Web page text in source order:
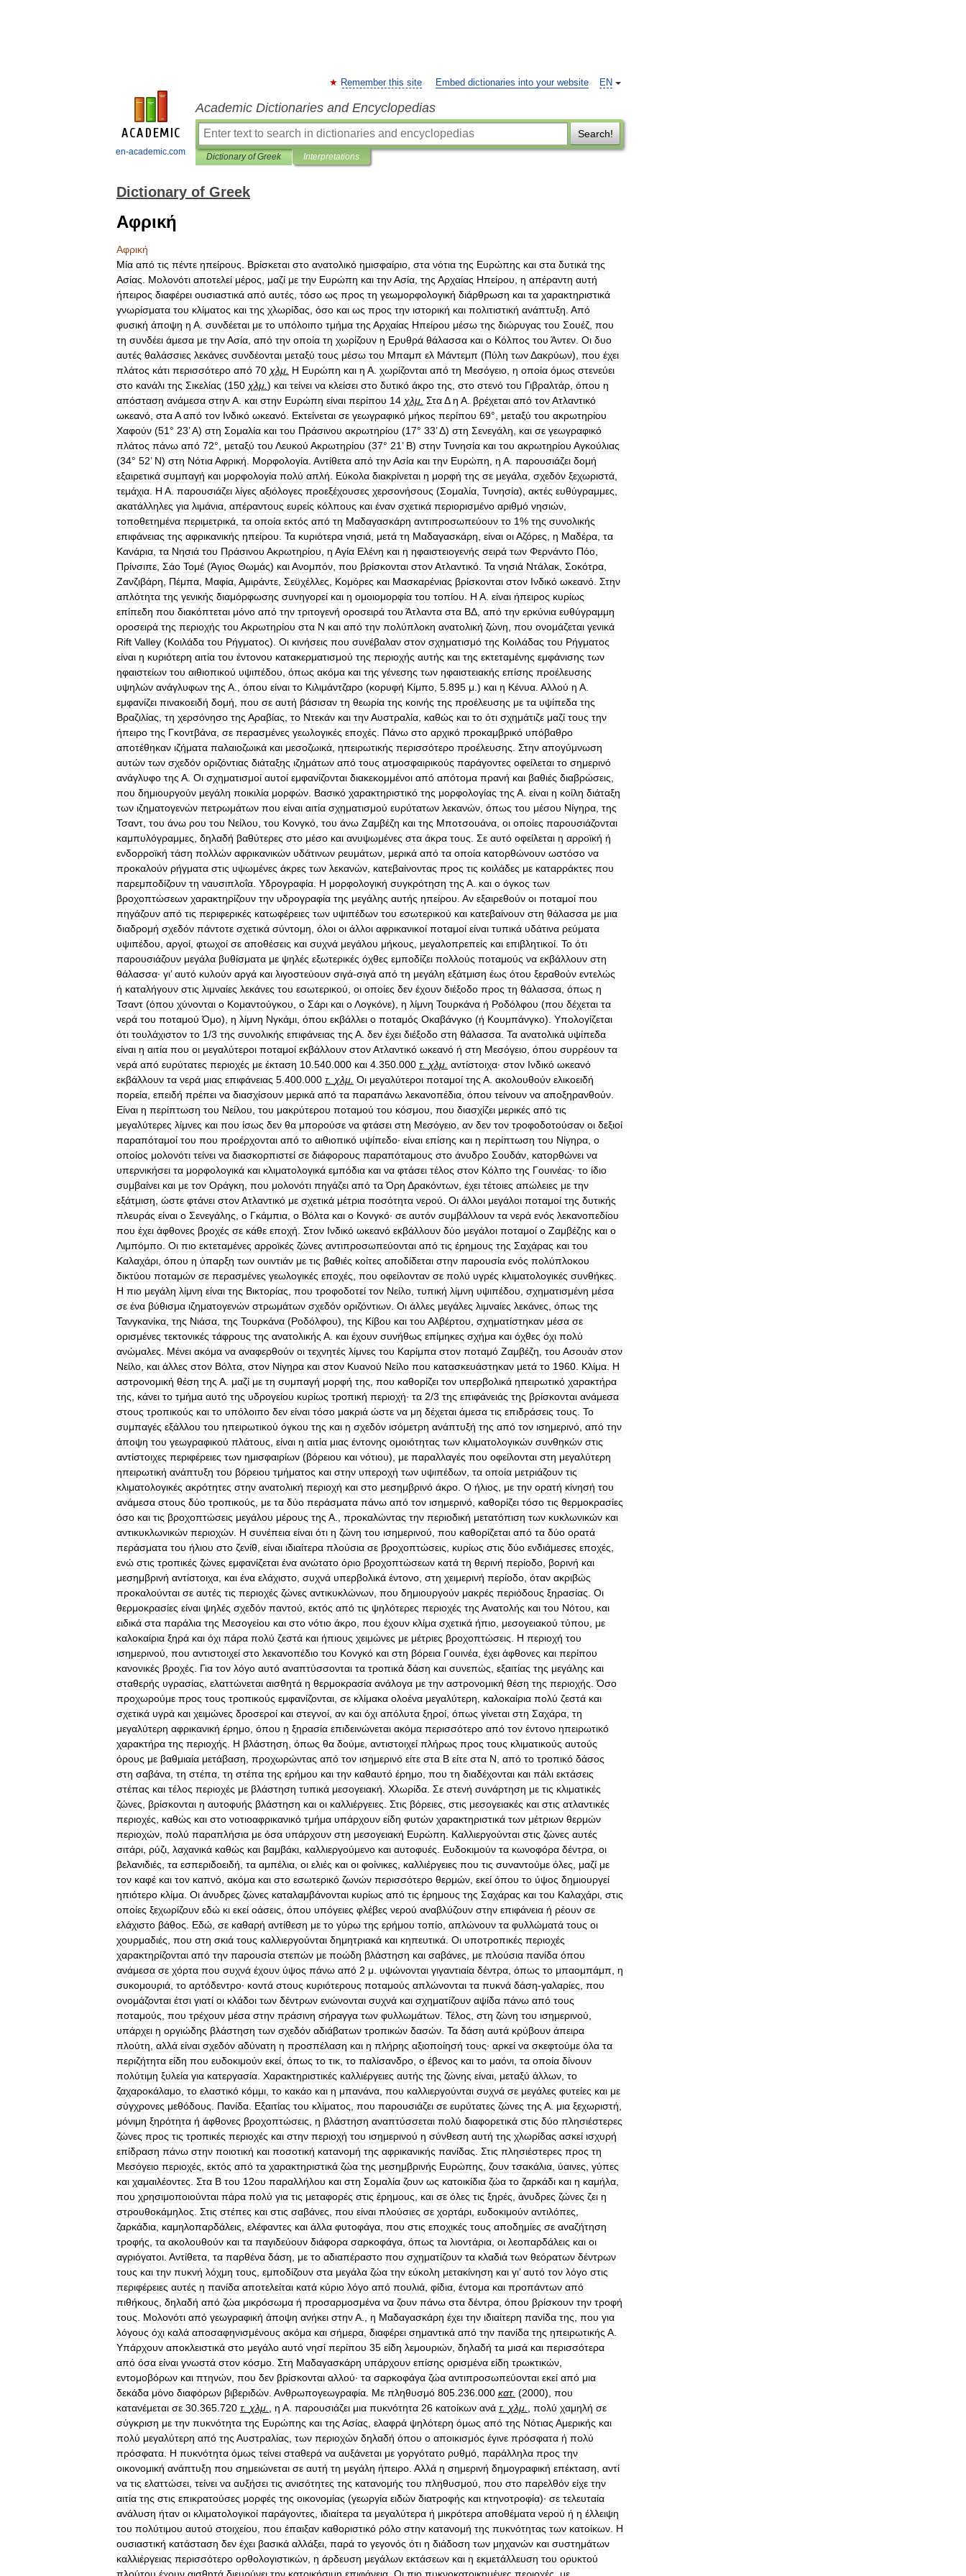
en-academic.com
EN
Remember this site Embed dictionaries into your website
Academic Dictionaries and Encyclopedias
Search!
Dictionary of Greek Interpretations
Dictionary of Greek
Αφρική
Αφρική
Μία από τις πέντε ηπείρους Βρίσκεται στο ανατολικό ημισφαίριο στα νότια της Ευρώπης και στα δυτικά της
Ασίας
Μολονότι αποτελεί μέρος μαζί με την Ευρώπη και τηνΑσία της Αρχαίας Ηπείρου η απέραντη αυτή
ήπειρος διαφέρει ουσιαστικά από αυτές τόσο ως προς τη γεωμορφολογική διάρθρωση και τα χαρακτηριστικά
γνωρίσματα του κλίματος και της χλωρίδας όσο και ως προς την ιστορική και πολιτιστική ανάπτυξη Από
φυσική άποψη η Α συνδέεται με το υπόλοιπο τμήμα της Αρχαίας Ηπείρου μέσω της διώρυγας του Σουέζ που
τη συνδέει άμεσα με τηνΑσία από την οποία τη χωρίζουν η Ερυθρά θάλασσα και ο Κόλπος του Άντεν Οι δυο
αυτές θαλάσσιες λεκάνες συνδέονται μεταξύ τους μέσω του Μπαμπ ελ Μάντεμπ (Πύλη τωνΔακρύων), που έχει
πλάτος κάτι περισσότερο από 70 χλμ Η Ευρώπη και η Α χωρίζονται από τη Μεσόγειο η οποία όμως στενεύει
στο κανάλι της Σικελίας (150 χλμ ) και τείνει να κλείσει στο δυτικό άκρο της στο στενό του Γιβραλτάρ όπου η
απόσταση ανάμεσα στηνΑ και στην Ευρώπη είναι περίπου 14 χλμ ΣταΔη Α βρέχεται από τονΑτλαντικό
ωκεανό σταΑ από τον Ινδικό ωκεανό Εκτείνεται σε γεωγραφικό μήκος περίπου 69°, μεταξύ του ακρωτηρίου
Χαφούν (51 ° 23’Α) στη Σομαλία και του Πράσινου ακρωτηρίου (17° 33’ Δ) στη Σενεγάλη και σε γεωγραφικό
πλάτος πάνω από 72°, μεταξύ του Λευκού Ακρωτηρίου (37° 21’ Β) στην Τυνησία και του ακρωτηρίου Αγκούλιας
(34° 52’ Ν) στη ΝότιαΑφρική Μορφολογία Αντίθετα από τηνΑσία και την Ευρώπη η Α παρουσιάζει δομή
εξαιρετικά συμπαγή και μορφολογία πολύ απλή Εύκολα διακρίνεται η μορφή της σε μεγάλα σχεδόν ξεχωριστά
τεμάχια Η Α παρουσιάζει λίγες αξιόλογες προεξέχουσες χερσονήσους (Σομαλία Τυνησία), ακτές ευθύγραμμες
ακατάλληλες για λιμάνια απέραντους ευρείς κόλπους και έναν σχετικά περιορισμένο αριθμό νησιών
τοποθετημένα περιμετρικά τα οποία εκτός από τη Μαδαγασκάρη αντιπροσωπεύουν το 1% της συνολικής
επιφάνειας της αφρικανικής ηπείρου Τα κυριότερα νησιά μετά τη Μαδαγασκάρη είναι οιΑζόρες η Μαδέρα τα
Κανάρια τα Νησιά του Πράσινου Ακρωτηρίου η Αγία Ελένη και η ηφαιστειογενής σειρά των Φερνάντο Πόο
Πρίνσιπε Σάο Τομέ (Άγιος Θωμάς) καιΑνομπόν που βρίσκονται στονΑτλαντικό Τα νησιά Ντάλακ Σοκότρα
Ζανζιβάρη
Πέμπα Μαφία Αμιράντε Σεϋχέλλες Κομόρες και Μασκαρένιας βρίσκονται στον Ινδικό ωκεανό Στην
απλότητα της γενικής διαμόρφωσης συνηγορεί και η ομοιομορφία του τοπίου Η Α είναι ήπειρος κυρίως
επίπεδη που διακόπτεται μόνο από την τριτογενή οροσειρά του Άτλαντα στα ΒΔ, από την ερκύνια ευθύγραμμη
οροσειρά της περιοχής του Ακρωτηρίου στα N και από την πολύπλοκη ανατολική ζώνη που ονομάζεται γενικά
Rift Valley (Κοιλάδα του Ρήγματος). Οι κινήσεις που συνέβαλαν στον σχηματισμό της Κοιλάδας του Ρήγματος
είναι η κυριότερη αιτία του έντονου κατακερματισμού της περιοχής αυτής και της εκτεταμένης εμφάνισης των
ηφαιστείων του αιθιοπικού υψιπέδου όπως ακόμα και της γένεσης των ηφαιστειακής επίσης προέλευσης
υψηλών ανάγλυφων της Α όπου είναι το Κιλιμάντζαρο (κορυφή Κίμπο 5 895 μ .) και η Κένυα Αλλού η Α
εμφανίζει πινακοειδή δομή που σε αυτή βάσισαν τη θεωρία της κοινής της προέλευσης με τα υψίπεδα της
Βραζιλίας τη χερσόνησο της Αραβίας το Ντεκάν και τηνΑυστραλία καθώς και το ότι σχημάτιζε μαζί τους την
ήπειρο της Γκοντβάνα σε περασμένες γεωλογικές εποχές Πάνω στο αρχικό προκαμβρικό υπόβαθρο
αποτέθηκαν ιζήματα παλαιοζωικά και μεσοζωικά ηπειρωτικής περισσότερο προέλευσης Στην απογύμνωση
αυτών των σχεδόν οριζόντιας διάταξης ιζημάτων από τους ατμοσφαιρικούς παράγοντες οφείλεται το σημερινό
ανάγλυφο της Α Οι σχηματισμοί αυτοί εμφανίζονται διακεκομμένοι από απότομα πρανή και βαθιές διαβρώσεις
που δημιουργούν μεγάλη ποικιλία μορφών Βασικό χαρακτηριστικό της μορφολογίας της Α είναι η κοίλη διάταξη
των ιζηματογενών πετρωμάτων που είναι αιτία σχηματισμού ευρύτατων λεκανών όπως του μέσου Νίγηρα της
Τσαντ του άνω ρου του Νείλου του Κονγκό του άνω Ζαμβέζη και της Μποτσουάνα οι οποίες παρουσιάζονται
καμπυλόγραμμες δηλαδή βαθύτερες στο μέσο και ανυψωμένες στα άκρα τους Σε αυτό οφείλεται η αρροϊκή ή
ενδορροϊκή τάση πολλών αφρικανικών υδάτινων ρευμάτων μερικά από τα οποία κατορθώνουν ωστόσο να
προκαλούν ρήγματα στις υψωμένες άκρες των λεκανών κατεβαίνοντας προς τις κοιλάδες με καταρράκτες που
παρεμποδίζουν τη ναυσιπλοΐα Υδρογραφία Η μορφολογική συγκρότηση της Α και ο όγκος των
βροχοπτώσεων χαρακτηρίζουν την υδρογραφία της μεγάλης αυτής ηπείρου Αν εξαιρεθούν οι ποταμοί που
πηγάζουν από τις περιφερικές κατωφέρειες των υψιπέδων του εσωτερικού και κατεβαίνουν στη θάλασσα με μια
διαδρομή σχεδόν πάντοτε σχετικά σύντομη όλοι οι άλλοι αφρικανικοί ποταμοί είναι τυπικά υδάτινα ρεύματα
υψιπέδου αργοί φτωχοί σε αποθέσεις και συχνά μεγάλου μήκους μεγαλοπρεπείς και επιβλητικοί Το ότι
παρουσιάζουν μεγάλα βυθίσματα με ψηλές εξωτερικές όχθες εμποδίζει πολλούς ποταμούς να εκβάλλουν στη
θάλασσα· γι’αυτό κυλούν αργά και λιγοστεύουν σιγά-σιγά από τη μεγάλη εξάτμιση έως ότου ξεραθούν εντελώς
ή καταλήγουν στις λιμναίες λεκάνες του εσωτερικού οι οποίες δεν έχουν διέξοδο προς τη θάλασσα όπως η
Τσαντ (όπου χύνονται ο Κομαντούγκου ο Σάρι και οΛογκόνε), η λίμνη Τουρκάνα ή Ροδόλφου (που δέχεται τα
νερά του ποταμού Όμο), η λίμνη Νγκάμι όπου εκβάλλει ο ποταμός Οκαβάνγκο (ή Κουμπάνγκο). Υπολογίζεται
ότι τουλάχιστον το 1/3 της συνολικής επιφάνειας της Α δεν έχει διέξοδο στη θάλασσα Τα ανατολικά υψίπεδα
είναι η αιτία που οι μεγαλύτεροι ποταμοί εκβάλλουν στονΑτλαντικό ωκεανό ή στη Μεσόγειο όπου συρρέουν τα
νερά από ευρύτατες περιοχές με έκταση 10 540 000 και 4 350 000 τ. χλμ αντίστοιχα· στον Ινδικό ωκεανό
εκβάλλουν τα νερά μιας επιφάνειας 5 400 000 τ. χλμ Οι μεγαλύτεροι ποταμοί της Α ακολουθούν ελικοειδή
πορεία επειδή πρέπει να διασχίσουν μερικά από τα παραπάνω λεκανοπέδια όπου τείνουν να αποξηρανθούν
Είναι η περίπτωση του Νείλου του μακρύτερου ποταμού του κόσμου που διασχίζει μερικές από τις
μεγαλύτερες λίμνες και που ίσως δεν θα μπορούσε να φτάσει στη Μεσόγειο αν δεν τον τροφοδοτούσαν οι δεξιοί
παραπόταμοί του που προέρχονται από το αιθιοπικό υψίπεδο· είναι επίσης και η περίπτωση του Νίγηρα ο
οποίος μολονότι τείνει να διασκορπιστεί σε διάφορους παραπόταμους στο άνυδρο Σουδάν κατορθώνει να
υπερνικήσει τα μορφολογικά και κλιματολογικά εμπόδια και να φτάσει τέλος στον Κόλπο της Γουινέας· το ίδιο
συμβαίνει και με τον Οράγκη που μολονότι πηγάζει από τα Όρη Δρακόντων έχει τέτοιες απώλειες με την
εξάτμιση ώστε φτάνει στονΑτλαντικό με σχετικά μέτρια ποσότητα νερού Οι άλλοι μεγάλοι ποταμοί της δυτικής
πλευράς είναι ο Σενεγάλης ο Γκάμπια ο Βόλτα και ο Κονγκό· σε αυτόν συμβάλλουν τα νερά ενός λεκανοπεδίου
που έχει άφθονες βροχές σε κάθε εποχή Στον Ινδικό ωκεανό εκβάλλουν δύο μεγάλοι ποταμοί ο Ζαμβέζης και ο
Λιμπόμπο Οι πιο εκτεταμένες αρροϊκές ζώνες αντιπροσωπεύονται από τις έρημους της Σαχάρας και του
Καλαχάρι όπου η ύπαρξη των ουιντιάν με τις βαθιές κοίτες αποδίδεται στην παρουσία ενός πολύπλοκου
δικτύου ποταμών σε περασμένες γεωλογικές εποχές που οφείλονταν σε πολύ υγρές κλιματολογικές συνθήκες
Η πιο μεγάλη λίμνη είναι της Βικτορίας που τροφοδοτεί τον Νείλο τυπική λίμνη υψιπέδου σχηματισμένη μέσα
σε ένα βύθισμα ιζηματογενών στρωμάτων σχεδόν οριζόντιων Οι άλλες μεγάλες λιμναίες λεκάνες όπως της
Τανγκανίκα της Νιάσα της Τουρκάνα (Ροδόλφου), της Κίβου και του Αλβέρτου σχηματίστηκαν μέσα σε
ορισμένες τεκτονικές τάφρους της ανατολικής Α και έχουν συνήθως επίμηκες σχήμα και όχθες όχι πολύ
ανώμαλες
Μένει ακόμα να αναφερθούν οι τεχνητές λίμνες του Καρίμπα στον ποταμό Ζαμβέζη του Ασουάν στον
Νείλο και άλλες στον Βόλτα στον Νίγηρα και στον Κυανού Νείλο που κατασκευάστηκαν μετά το 1960 Κλίμα Η
αστρονομική θέση της Α μαζί με τη συμπαγή μορφή της που καθορίζει τον υπερβολικά ηπειρωτικό χαρακτήρα
της
κάνει το τμήμα αυτό της υδρογείου κυρίως τροπική περιοχή· τα 2/3 της επιφάνειάς της βρίσκονται ανάμεσα
στους τροπικούς και το υπόλοιπο δεν είναι τόσο μακριά ώστε να μη δέχεται άμεσα τις επιδράσεις τους Το
συμπαγές εξάλλου του ηπειρωτικού όγκου της και η σχεδόν ισόμετρη ανάπτυξή της από τον ισημερινό από την
άποψη του γεωγραφικού πλάτους είναι η αιτία μιας έντονης ομοιότητας των κλιματολογικών συνθηκών στις
αντίστοιχες περιφέρειες των ημισφαιρίων (βόρειου και νότιου), με παραλλαγές που οφείλονται στη μεγαλύτερη
ηπειρωτική ανάπτυξη του βόρειου τμήματος και στην υπεροχή των υψιπέδων τα οποία μετριάζουν τις
κλιματολογικές ακρότητες στην ανατολική περιοχή και στο μεσημβρινό άκρο Ο ήλιος με την ορατή κίνησή του
ανάμεσα στους δύο τροπικούς με τα δύο περάσματα πάνω από τον ισημερινό καθορίζει τόσο τις θερμοκρασίες
όσο και τις βροχοπτώσεις μεγάλου μέρους της Α προκαλώντας την περιοδική μετατόπιση των κυκλωνικών και
αντικυκλωνικών περιοχών Η συνέπεια είναι ότι η ζώνη του ισημερινού που καθορίζεται από τα δύο ορατά
περάσματα του ήλιου στο ζενίθ είναι ιδιαίτερα πλούσια σε βροχοπτώσεις κυρίως στις δύο ενδιάμεσες εποχές
ενώ στις τροπικές ζώνες εμφανίζεται ένα ανώτατο όριο βροχοπτώσεων κατά τη θερινή περίοδο βορινή και
μεσημβρινή αντίστοιχα και ένα ελάχιστο συχνά υπερβολικά έντονο στη χειμερινή περίοδο όταν ακριβώς
προκαλούνται σε αυτές τις περιοχές ζώνες αντικυκλώνων που δημιουργούν μακρές περιόδους ξηρασίας Οι
θερμοκρασίες είναι ψηλές σχεδόν παντού εκτός από τις ψηλότερες περιοχές της Ανατολής και του Νότου
και
ειδικά στα παράλια της Μεσογείου και στο νότιο άκρο που έχουν κλίμα σχετικά ήπιο μεσογειακού τύπου
με
καλοκαίρια ξηρά και όχι πάρα πολύ ζεστά και ήπιους χειμώνες με μέτριες βροχοπτώσεις Η περιοχή του
ισημερινού που αντιστοιχεί στο λεκανοπέδιο του Κονγκό και στη βόρεια Γουινέα έχει άφθονες και περίπου
κανονικές βροχές Για τον λόγο αυτό αναπτύσσονται τα τροπικά δάση και συνεπώς εξαιτίας της μεγάλης και
σταθερής υγρασίας ελαττώνεται αισθητά η θερμοκρασία ανάλογα με την αστρονομική θέση της περιοχής .Όσο
προχωρούμε προς τους τροπικούς εμφανίζονται σε κλίμακα ολοένα μεγαλύτερη καλοκαίρια πολύ ζεστά και
σχετικά υγρά και χειμώνες δροσεροί και στεγνοί αν και όχι απόλυτα ξηροί όπως γίνεται στη Σαχάρα τη
μεγαλύτερη αφρικανική έρημο όπου η ξηρασία επιδεινώνεται ακόμα περισσότερο από τον έντονο ηπειρωτικό
χαρακτήρα της περιοχής Η βλάστηση όπως θα δούμε αντιστοιχεί πλήρως προς τους κλιματικούς αυτούς
όρους με βαθμιαία μετάβαση προχωρώντας από τον ισημερινό είτε στα Β είτε στα Ν από το τροπικό δάσος
στη σαβάνα τη στέπα τη στέπα της ερήμου και την καθαυτό έρημο που τη διαδέχονται και πάλι εκτάσεις
στέπας και τέλος περιοχές με βλάστηση τυπικά μεσογειακή Χλωρίδα Σε στενή συνάρτηση με τις κλιματικές
ζώνες
βρίσκονται η αυτοφυής βλάστηση και οι καλλιέργειες Στις βόρειες στις μεσογειακές και στις ατλαντικές
περιοχές
καθώς και στο νοτιοαφρικανικό τμήμα υπάρχουν είδη φυτών χαρακτηριστικά των μέτριων θερμών
περιοχών πολύ παραπλήσια με όσα υπάρχουν στη μεσογειακή Ευρώπη Καλλιεργούνται στις ζώνες αυτές
σιτάρι ρύζι λαχανικά καθώς και βαμβάκι καλλιεργούμενο και αυτοφυές Ευδοκιμούν τα κωνοφόρα δέντρα οι
βελανιδιές τα εσπεριδοειδή τα αμπέλια οι ελιές και οι φοίνικες καλλιέργειες που τις συναντούμε όλες μαζί με
τον καφέ και τον καπνό ακόμα και στο εσωτερικό ζωνών περισσότερο θερμών εκεί όπου το ύψος δημιουργεί
ηπιότερο κλίμα Οι άνυδρες ζώνες καταλαμβάνονται κυρίως από τις έρημους της Σαχάρας και του Καλαχάρι στις
οποίες ξεχωρίζουν εδώ κι εκεί οάσεις όπου υπόγειες φλέβες νερού αναβλύζουν στην επιφάνεια ή ρέουν σε
ελάχιστο βάθος Εδώ σε καθαρή αντίθεση με το γύρω της ερήμου τοπίο απλώνουν τα φυλλώματά τους οι
χουρμαδιές που στη σκιά τους καλλιεργούνται δημητριακά και κηπευτικά Οι υποτροπικές περιοχές
χαρακτηρίζονται από την παρουσία στεπών με ποώδη βλάστηση και σαβάνες με πλούσια πανίδα όπου
ανάμεσα σε χόρτα που συχνά έχουν ύψος πάνω από 2 μ υψώνονται γιγαντιαία δέντρα όπως το μπαομπάμπ η
συκομουριά το αρτόδεντρο· κοντά στους κυριότερους ποταμούς απλώνονται τα πυκνά δάση-γαλαρίες που
ονομάζονται έτσι γιατί οι κλάδοι των δέντρων ενώνονται συχνά και σχηματίζουν αψίδα πάνω από τους
ποταμούς που τρέχουν μέσα στην πράσινη σήραγγα των φυλλωμάτων Τέλος στη ζώνη του ισημερινού
υπάρχει η οργιώδης βλάστηση των σχεδόν αδιάβατων τροπικών δασών Τα δάση αυτά κρύβουν άπειρα
πλούτη αλλά είναι σχεδόν αδύνατη η προσπέλαση και η πλήρης αξιοποίησή τους· αρκεί να σκεφτούμε όλα τα
περιζήτητα είδη που ευδοκιμούν εκεί όπως το τικ το παλίσανδρο ο έβενος και το μαόνι τα οποία δίνουν
πολύτιμη ξυλεία για κατεργασία Χαρακτηριστικές καλλιέργειες αυτής της ζώνης είναι μεταξύ άλλων το
ζαχαροκάλαμο το ελαστικό κόμμι το κακάο και η μπανάνα που καλλιεργούνται συχνά σε μεγάλες φυτείες και με
σύγχρονες μεθόδους Πανίδα Εξαιτίας του κλίματος που παρουσιάζει σε ευρύτατες ζώνες της Α μια ξεχωριστή
μόνιμη ξηρότητα ή άφθονες βροχοπτώσεις η βλάστηση αναπτύσσεται πολύ διαφορετικά στις δύο πλησιέστερες
ζώνες προς τις τροπικές περιοχές και στην περιοχή του ισημερινού η σύνθεση αυτή της χλωρίδας ασκεί ισχυρή
επίδραση πάνω στην ποιοτική και ποσοτική κατανομή της αφρικανικής πανίδας Στις πλησιέστερες προς τη
Μεσόγειο περιοχές εκτός από τα χαρακτηριστικά ζώα της μεσημβρινής Ευρώπης ζουν τσακάλια ύαινες γύπες
και χαμαιλέοντες Στα Β του 12ου παραλλήλου και στη Σομαλία ζουν ως κατοικίδια ζώα το ζαρκάδι και η καμήλα
που χρησιμοποιούνται πάρα πολύ για τις μεταφορές στις έρημους και σε όλες τις ξηρές άνυδρες ζώνες ζει η
στρουθοκάμηλος Στις στέπες και στις σαβάνες που είναι πλούσιες σε χορτάρι ευδοκιμούν αντιλόπες
ζαρκάδια καμηλοπαρδάλεις ελέφαντες και άλλα φυτοφάγα που στις εποχικές τους αποδημίες σε αναζήτηση
τροφής τα ακολουθούν και τα παγιδεύουν διάφορα σαρκοφάγα όπως τα λιοντάρια οι λεοπαρδάλεις και οι
αγριόγατοι Αντίθετα τα παρθένα δάση με το αδιαπέραστο που σχηματίζουν τα κλαδιά των θεόρατων δέντρων
τους και την πυκνή λόχμη τους εμποδίζουν στα μεγάλα ζώα την εύκολη μετακίνηση και γι’αυτό τον λόγο στις
περιφέρειες αυτές η πανίδα αποτελείται κατά κύριο λόγο από πουλιά φίδια έντομα και προπάντων από
πιθήκους δηλαδή από ζώα μικρόσωμα ή προσαρμοσμένα να ζουν πάνω στα δέντρα όπου βρίσκουν την τροφή
τους
Μολονότι από γεωγραφική άποψη ανήκει στηνΑ η Μαδαγασκάρη έχει την ιδιαίτερη πανίδα της που για
λόγους όχι καλά αποσαφηνισμένους ακόμα και σήμερα διαφέρει σημαντικά από την πανίδα της ηπειρωτικής Α
Υπάρχουν αποκλειστικά στο μεγάλο αυτό νησί περίπου 35 είδη λεμουριών δηλαδή τα μισά και περισσότερα
από όσα είναι γνωστά στον κόσμο Στη Μαδαγασκάρη υπάρχουν επίσης ορισμένα είδη τρωκτικών
εντομοβόρων και πτηνών που δεν βρίσκονται αλλού· τα σαρκοφάγα ζώα αντιπροσωπεύονται εκεί από μια
δεκάδα μόνο διαφόρων βιβεριδών Ανθρωπογεωγραφία Με πληθυσμό 805 236 000 κατ. (2000), που
κατανέμεται σε 30 365 720 τ. χλμ η Α παρουσιάζει μια πυκνότητα 26 κατοίκων ανά τ. χλμ πολύ χαμηλή σε
σύγκριση με την πυκνότητα της Ευρώπης και της Ασίας ελαφρά ψηλότερη όμως από της Νότιας Αμερικής και
πολύ μεγαλύτερη από της Αυστραλίας των περιοχών δηλαδή όπου ο αποικισμός έγινε πρόσφατα ή πολύ
πρόσφατα Η πυκνότητα όμως τείνει σταθερά να αυξάνεται με γοργότατο ρυθμό παράλληλα προς την
οικονομική ανάπτυξη που σημειώνεται σε αυτή τη μεγάλη ήπειρο Αλλά η σημερινή δημογραφική επέκταση αντί
να τις ελαττώσει τείνει να αυξήσει τις ανισότητες της κατανομής του πληθυσμού που στο παρελθόν είχε την
αιτία της στις επικρατούσες μορφές της οικονομίας (γεωργία ειδών διατροφής και κτηνοτροφία)· σε τελευταία
ανάλυση ήταν οι κλιματολογικοί παράγοντες ιδιαίτερα τα μεγαλύτερα ή μικρότερα αποθέματα νερού ή η έλλειψη
του πολύτιμου αυτού στοιχείου που έπαιξαν καθοριστικό ρόλο στην κατανομή της πυκνότητας των κατοίκων Η
ουσιαστική κατάσταση δεν έχει βασικά αλλάξει παρά το γεγονός ότι η διάδοση των μηχανών και συστημάτων
καλλιέργειας περισσότερο ορθολογιστικών η άρδευση μεγάλων εκτάσεων και η εκμετάλλευση του ορυκτού